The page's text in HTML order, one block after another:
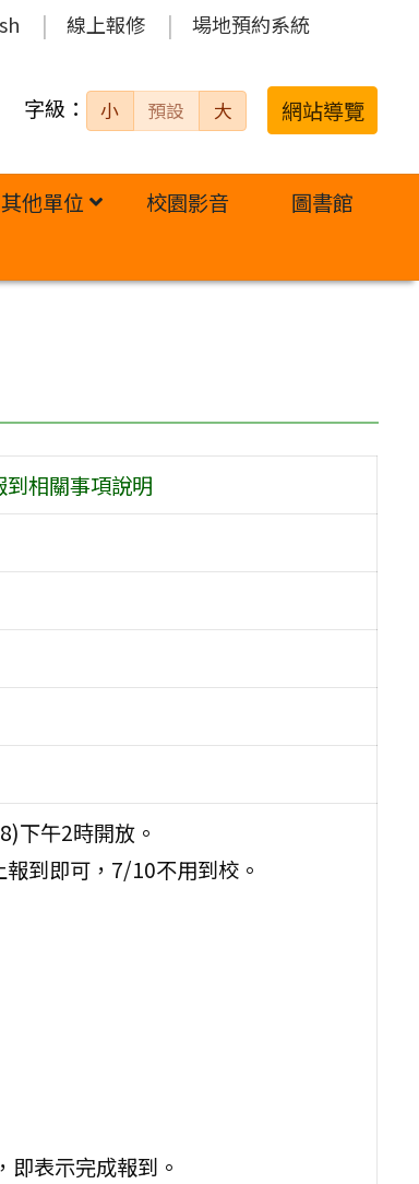
線上報修 場地預約系統
字級： 小 預設 大 網站導覽
其他單位 校園影音
圖書館
到相關事項說明
下午2時開放。
到即可，7/10不用到校。
表示完成報到。